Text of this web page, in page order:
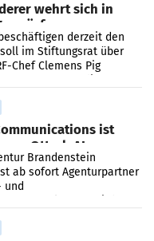
wehrt sich in
derzeit den
soll im Stiftungsrat über
Chef Clemens Pig
ist
OtterlyAI
Brandenstein
ab sofort Agenturpartner
und